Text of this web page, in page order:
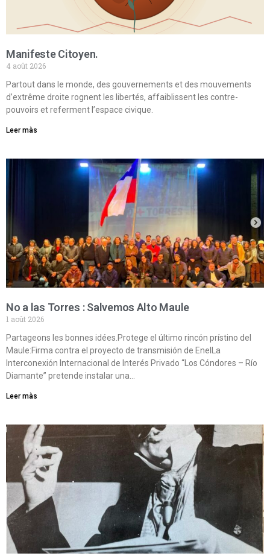
Manifeste Citoyen.
4 août 2026
Partout dans le monde, des gouvernements et des mouvements
d’extrême droite rognent les libertés, affaiblissent les contre-
pouvoirs et referment l’espace civique.
Leer màs
No a las Torres : Salvemos Alto Maule
1 août 2026
Partageons les bonnes idées.Protege el último rincón prístino del
Maule:Firma contra el proyecto de transmisión de EnelLa
Interconexión Internacional de Interés Privado “Los Cóndores – Río
Diamante” pretende instalar una…
Leer màs